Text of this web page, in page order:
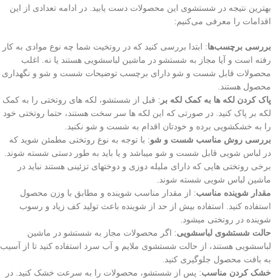
بهترین نتیجه در شستشوی این محصولات دست یابید. در ادامه تعدادی از این
اقدامات را معرفی می‌کنیم:
بررسی برچسب‌ها: ابتدا بررسی کنید که در روتخیت شما چه نوع موادی به کار
رفته است و آیا مجاز به شستشو در ماشین لباسشویی هستند یا نه. اغلب
محصولات قابل شست و شو دارای برچسب توضیحات شست و شو و نگهداری
محصول هستند.
پاک‌ کردن لکه ها به کمک لکه بر : قبل از شستشو، لکه های روتختی را به کمک
لکه بر پاک کنید. در صورتی که این لکه ها سر سخت هستند، حتما روتختی خود
را به خشکشویی برده و خودتان اقدام به شست و شو نکنید.
بررسی روش مناسب شست و شو: با توجه به نوع روتختی مطمئن شوید که
در لباس شویی قابل شست و شو میباشد و یا باید به طور دستی شسته شوند.
برخی روتختی هایی که دارای ملیله دوزی و دوختهای تزئینی هستند نباید در
ماشین لباس شویی شسته شوند.
مقدار شوینده مناسب: از مقدار مناسب شوینده و مطابق با وزن محصول
استفاده کنید. استفاده بیش از حد از شوینده باعث تولید کف زیاد و رسوب
شوینده در روتختی میشود.
حالت شستشوی لباسشویی: اگر محصولات مجاز به شستشو در ماشین
لباسشویی هستند، از حالت شستشوی ملایم و آب سرد استفاده کنید تا از آسیب
به بافت محصول جلوگیری کنید.
خشک کردن مناسب: پس از شستشو، محصولات را به سرعت خشک کنید. در